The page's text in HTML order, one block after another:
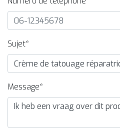
Sujet*
Message*